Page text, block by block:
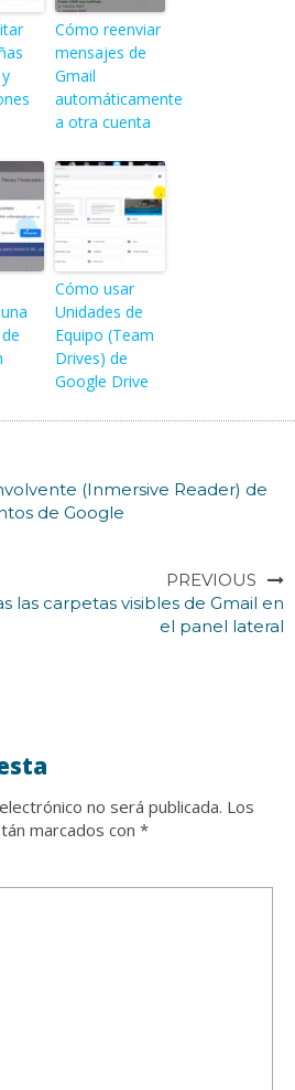
Cómo reenviar
mensajes de
Gmail
automáticamente
a otra cuenta
Cómo usar
Unidades de
Equipo (Team
Drives) de
Google Drive
(Inmersive Reader) de
de Google
PREVIOUS
las carpetas visibles de Gmail en
el panel lateral
no será publicada. Los
marcados con *